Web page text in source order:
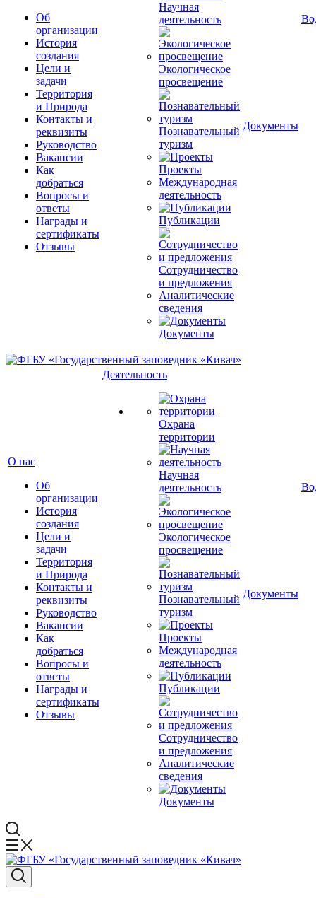
Об
организации
История
создания
Цели и
задачи
Территория
и Природа
Контакты и
реквизиты
Руководство
Вакансии
Как
добраться
Вопросы и
ответы
Награды и
сертификаты
Отзывы
Научная
деятельность
Экологическое
просвещение
Познавательный
туризм
Проекты
Международная
деятельность
Публикации
Сотрудничество
и предложения
Аналитические
сведения
Документы
Документы
О нас
Об
организации
История
создания
Цели и
задачи
Территория
и Природа
Контакты и
реквизиты
Руководство
Вакансии
Как
добраться
Вопросы и
ответы
Награды и
сертификаты
Отзывы
Деятельность
Охрана
территории
Научная
деятельность
Экологическое
просвещение
Познавательный
туризм
Проекты
Международная
деятельность
Публикации
Сотрудничество
и предложения
Аналитические
сведения
Документы
Документы